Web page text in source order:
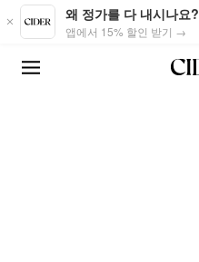
Skip to main content
왜 정가를 다 내시나요?
앱에서 15% 할인 받기 →